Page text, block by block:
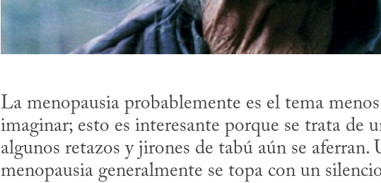
La menopausia probablemente es el tema
imaginar; esto es interesante porque se trata de
algunos retazos y jirones de tabú aún se aferran.
menopausia generalmente se topa con un